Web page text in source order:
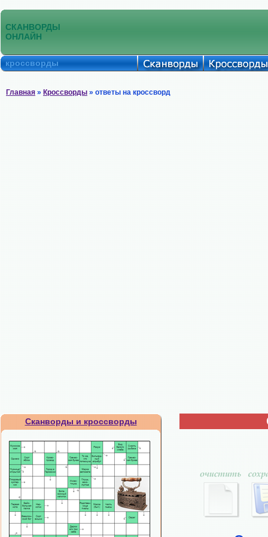
СКАНВОРДЫ
ОНЛАЙН
кроссворды
Главная » Кроссворды » ответы на кроссворд
Сканворды и кроссворды